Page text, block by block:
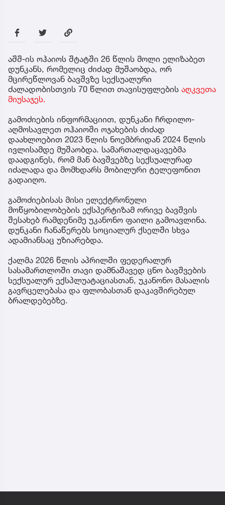
აშშ-ის ოჰაიოს შტატში 26 წლის მოლი ელიზაბეთ
დუნკანს, რომელიც ძიძად მუშაობდა, ორ
მცირეწლოვან ბავშვზე სექსუალური
ძალადობისთვის 70 წლით თავისუფლების აღკვეთა
მიუსაჯეს.
გამოძიების ინფორმაციით, დუნკანი ჩრდილო-
აღმოსავლეთ ოჰაიოში ოჯახების ძიძად
დაახლოებით 2023 წლის ნოემბრიდან 2024 წლის
ივლისამდე მუშაობდა. სამართალდაცავებმა
დაადგინეს, რომ მან ბავშვებზე სექსუალურად
იძალადა და მომხდარს მობილური ტელეფონით
გადაიღო.
გამოძიებისას მისი ელექტრონული
მოწყობილობების ექსპერტიზამ ორივე ბავშვის
შესახებ რამდენიმე უკანონო ფაილი გამოავლინა.
დუნკანი ჩანაწერებს სოციალურ ქსელში სხვა
ადამიანსაც უზიარებდა.
ქალმა 2026 წლის აპრილში ფედერალურ
სასამართლოში თავი დამნაშავედ ცნო ბავშვების
სექსუალურ ექსპლუატაციასთან, უკანონო მასალის
გავრცელებასა და ფლობასთან დაკავშირებულ
ბრალდებებზე.